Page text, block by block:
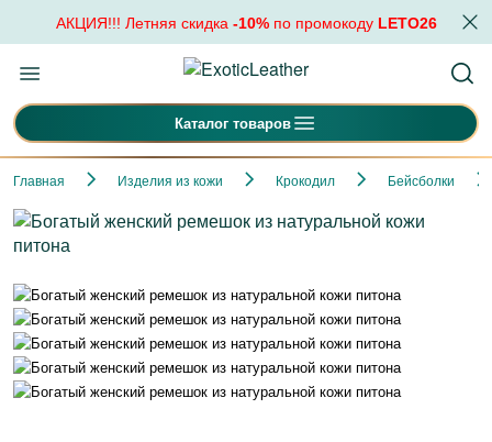
АКЦИЯ!!! Летняя скидка -10%по промокоду LETO26
Каталог товаров
Главная Изделия из кожи Крокодил Бейсболки